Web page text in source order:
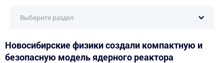
Научные установки
Выберите раздел
Новосибирские физики создали компактную и
безопасную модель ядерного реактора